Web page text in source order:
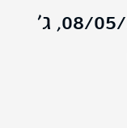
ג'